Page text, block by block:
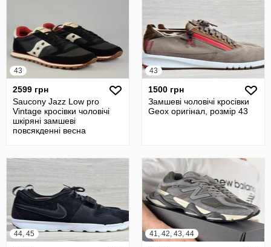
43
2599 грн
Saucony Jazz Low pro
Vintage кросівки чоловічі
шкіряні замшеві
повсякденні весна
43
1500 грн
Замшеві чоловічі кросівки
Geox оригінал, розмір 43
44, 45 41, 42, 43, 44